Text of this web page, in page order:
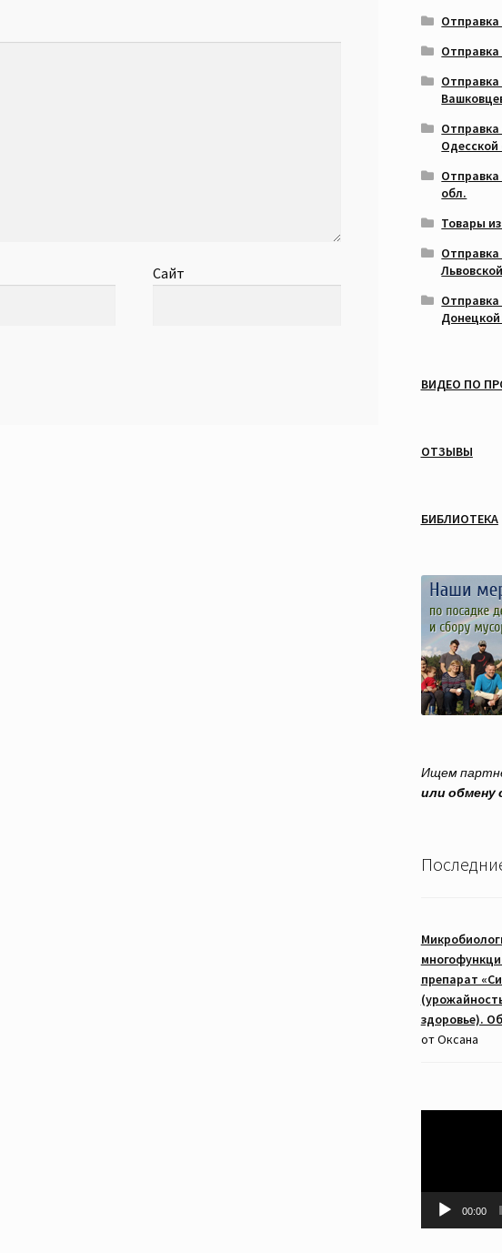
Сайт
Отправка
Отправка
Отправка
Одесской
Отправка
обл.
Товары
Отправка
Отправка
ВИДЕО ПО
ОТЗЫВЫ
БИБЛИОТЕКА
Ищем
или обмену
препарат
здоровье).
от Оксана
00:00